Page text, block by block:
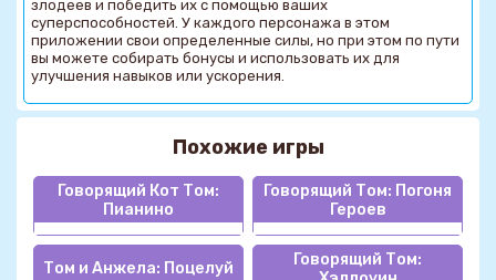
злодеев и победить их с помощью ваших
суперспособностей. У каждого персонажа в этом
приложении свои определенные силы, но при этом по пути
вы можете собирать бонусы и использовать их для
улучшения навыков или ускорения.
Похожие игры
Говорящий Кот Том:
Пианино
Говорящий Том: Погоня
Героев
Том и Анжела: Поцелуй
Говорящий Том: